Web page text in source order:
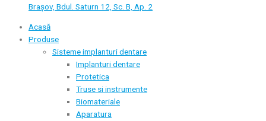
Brașov, Bdul. Saturn 12, Sc. B, Ap. 2
Acasă
Produse
Sisteme implanturi dentare
Implanturi dentare
Protetica
Truse si instrumente
Biomateriale
Aparatura